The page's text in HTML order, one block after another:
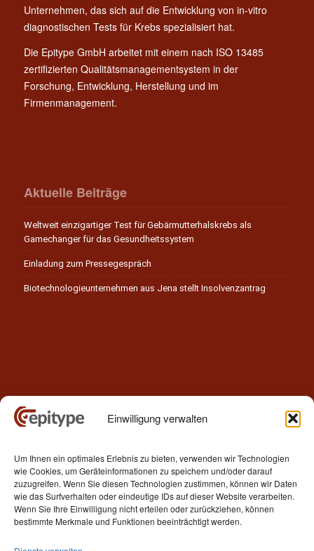
Einwilligung verwalten
Um Ihnen ein optimales Erlebnis zu bieten, verwenden wir Technologien
wie Cookies, um Geräteinformationen zu speichern und/oder darauf
zuzugreifen. Wenn Sie diesen Technologien zustimmen, können wir Daten
wie das Surfverhalten oder eindeutige IDs auf dieser Website verarbeiten.
Wenn Sie Ihre Einwilligung nicht erteilen oder zurückziehen, können
bestimmte Merkmale und Funktionen beeinträchtigt werden.
Unternehmen, das sich auf die Entwicklung von in-vitro
diagnostischen Tests für Krebs spezialisiert hat.
Die Epitype GmbH arbeitet mit einem nach ISO 13485
zertifizierten Qualitätsmanagementsystem in der
Forschung, Entwicklung, Herstellung und im
Firmenmanagement.
Aktuelle Beiträge
Weltweit einzigartiger Test für Gebärmutterhalskrebs als
Gamechanger für das Gesundheitssystem
Einladung zum Pressegespräch
Biotechnologieunternehmen aus Jena stellt Insolvenzantrag
Kontakt
Epitype GmbH
Löbstedter Str. 41
07749 Jena
Germany